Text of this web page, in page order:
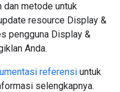
dan metode untuk
resource Display &
pengguna Display &
Anda.
referensi untuk
selengkapnya.